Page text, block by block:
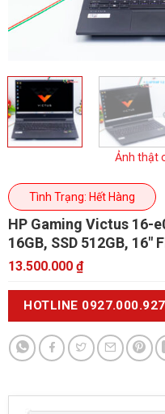
Ảnh thật
Tình Trạng: Hết Hàng
HP Gaming Victus 16-
16GB, SSD 512GB, 16"
13.500.000 ₫
HOTLINE 0927.000.927